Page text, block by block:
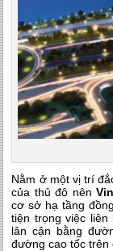
Nằm ở một vị trí
của thủ đô nên
cơ sở hạ tầng
tiện trọng việc
lân cận bằng
đường cao tốc trên